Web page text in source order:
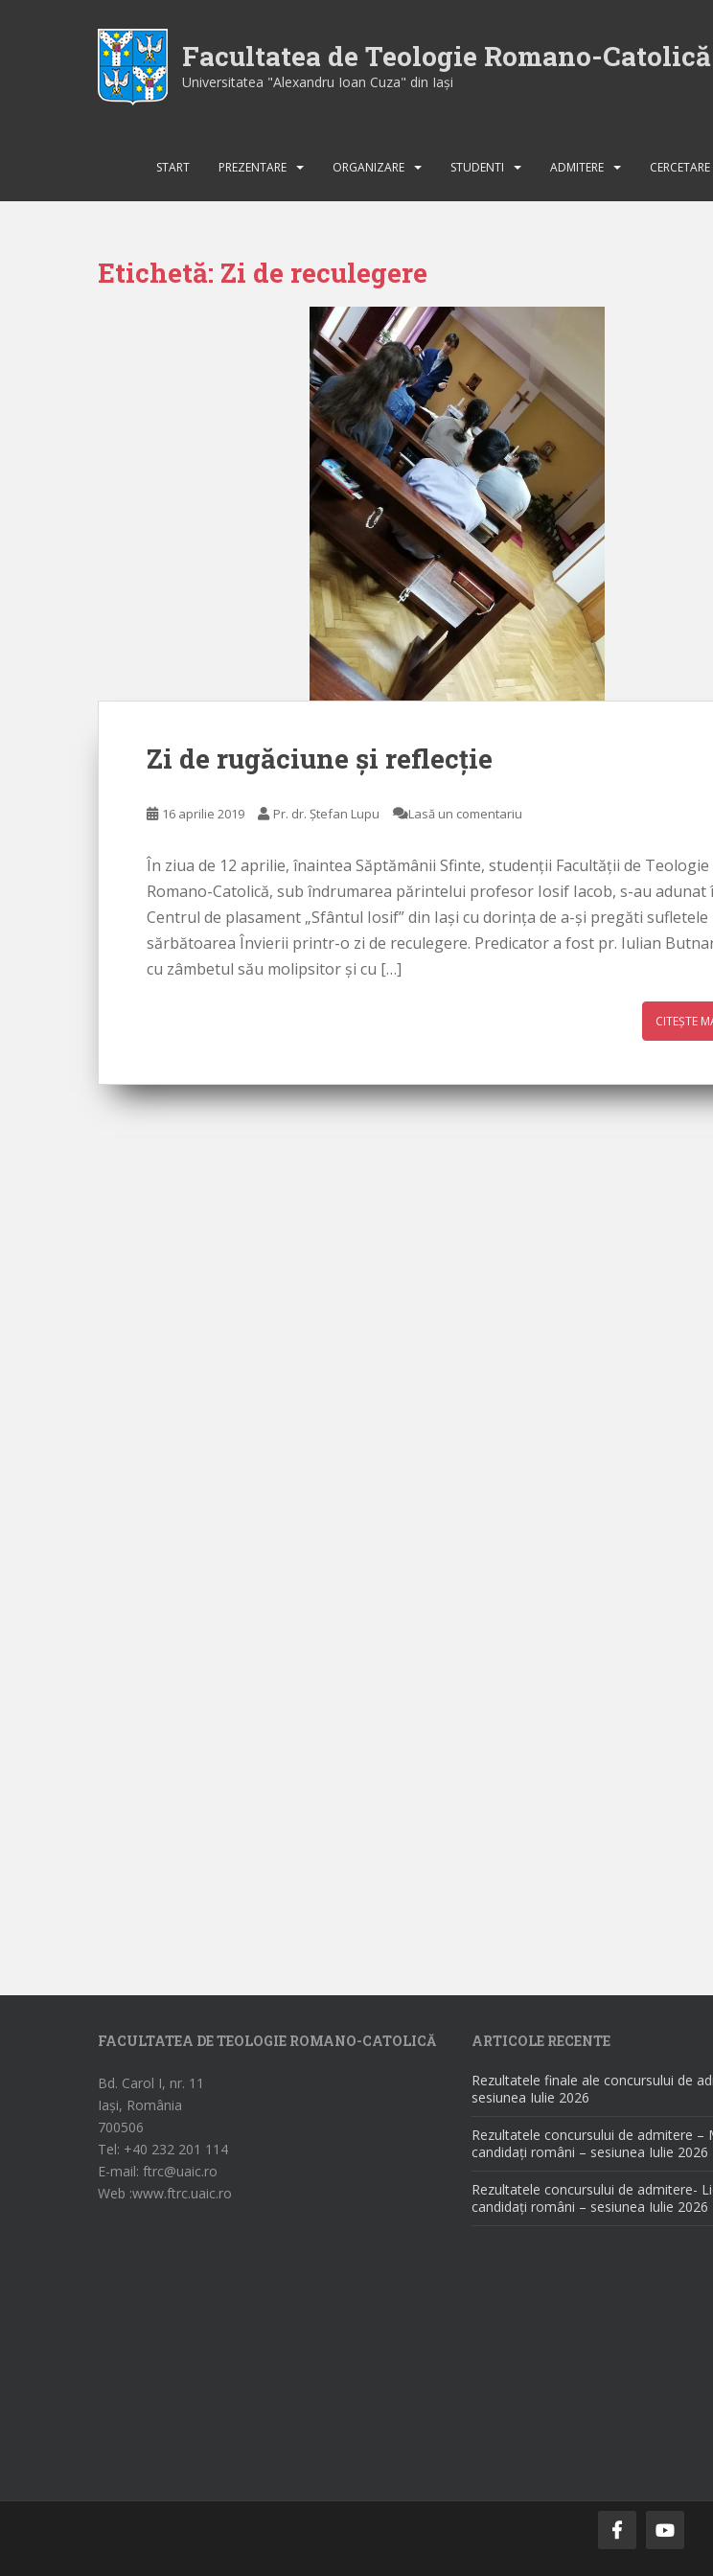
Facultatea de Teologie Romano-Catolică
Universitatea "Alexandru Ioan Cuza" din Iaşi
START PREZENTARE ORGANIZARE STUDENTI ADMITERE CERCETARE
Etichetă: Zi de reculegere
Zi de rugăciune și reflecție
16 aprilie 2019 Pr. dr. Ștefan Lupu Lasă un comentariu
În ziua de 12 aprilie, înaintea Săptămânii Sfinte, studenții Facultății de Teologie
Romano-Catolică, sub îndrumarea părintelui profesor Iosif Iacob, s-au adunat
Centrul de plasament „Sfântul Iosif” din Iași cu dorința de a-și pregăti
sărbătoarea Învierii printr-o zi de reculegere. Predicator a fost pr. Iulian
cu zâmbetul său molipsitor și cu […]
CITEȘTE
FACULTATEA DE TEOLOGIE ROMANO-CATOLICĂ
Bd. Carol I, nr. 11
Iași, România
700506
Tel: +40 232 201 114
E-mail: ftrc@uaic.ro
Web :www.ftrc.uaic.ro
ARTICOLE RECENTE
Rezultatele finale ale concursului de
sesiunea Iulie 2026
Rezultatele concursului de admitere –
candidați români – sesiunea Iulie 2026
Rezultatele concursului de admitere-
candidați români – sesiunea Iulie 2026